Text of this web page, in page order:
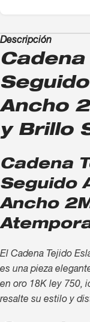
Descripción
Cadena
Ancho
y Brillo
Cadena
Seguido
Ancho
El Cadena Tejido
es una pieza
en oro 18K ley 750,
resalte su estilo y